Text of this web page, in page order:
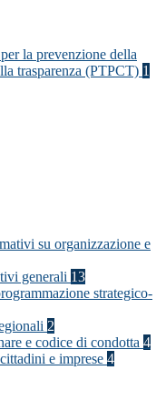
la prevenzione della
trasparenza (PTPCT) 1
su organizzazione e
generali 13
strategico-
2
e codice di condotta 4
e imprese 4